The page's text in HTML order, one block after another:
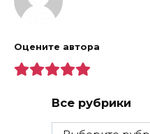
Оцените автора
Все рубрики
Все